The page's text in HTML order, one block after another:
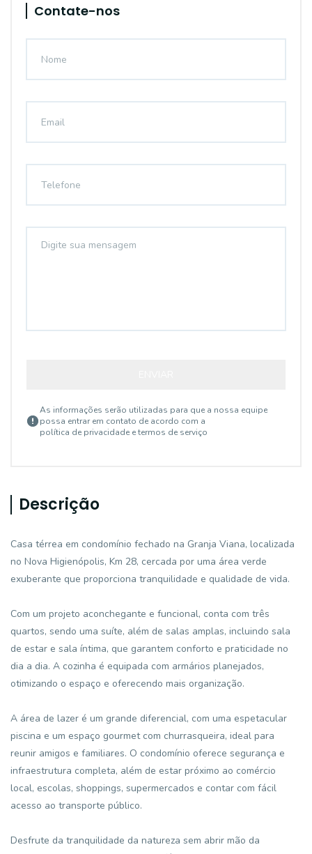
Contate-nos
As informações serão utilizadas para que a nossa equipe
possa entrar em contato de acordo com a
política de privacidade e termos de serviço
Descrição
Casa térrea em condomínio fechado na Granja Viana, localizada
no Nova Higienópolis, Km 28, cercada por uma área verde
exuberante que proporciona tranquilidade e qualidade de vida.
Com um projeto aconchegante e funcional, conta com três
quartos, sendo uma suíte, além de salas amplas, incluindo sala
de estar e sala íntima, que garantem conforto e praticidade no
dia a dia. A cozinha é equipada com armários planejados,
otimizando o espaço e oferecendo mais organização.
A área de lazer é um grande diferencial, com uma espetacular
piscina e um espaço gourmet com churrasqueira, ideal para
reunir amigos e familiares. O condomínio oferece segurança e
infraestrutura completa, além de estar próximo ao comércio
local, escolas, shoppings, supermercados e contar com fácil
acesso ao transporte público.
Desfrute da tranquilidade da natureza sem abrir mão da